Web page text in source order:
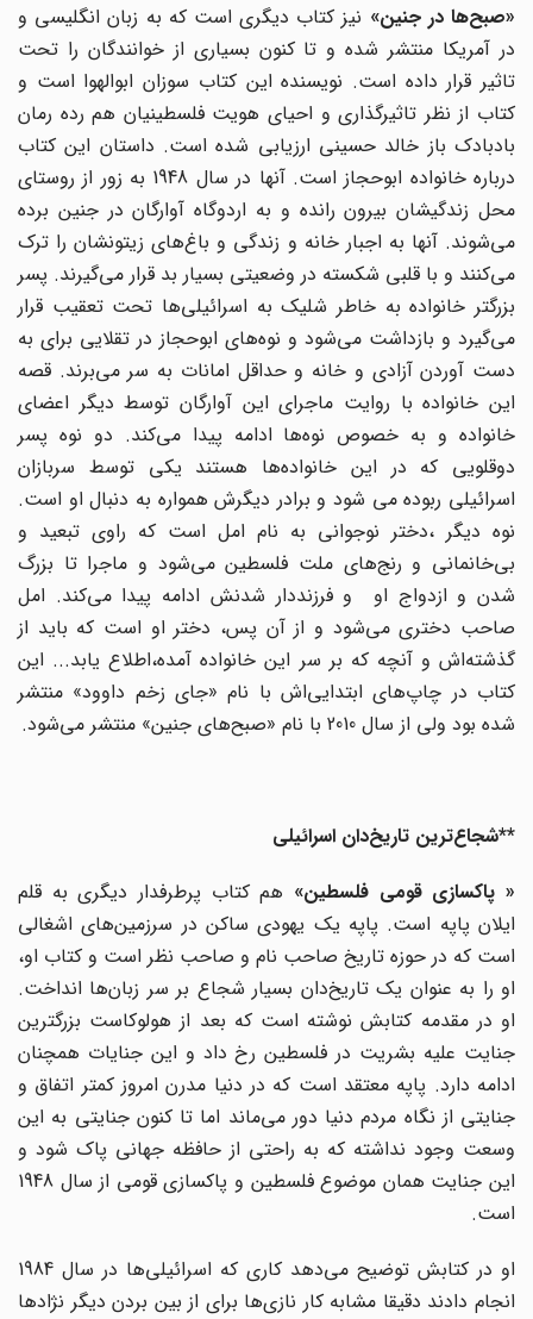
«صبح‌ها در جنین»نیز کتاب دیگری است که به زبان انگلیسی و
در آمریکا منتشر شده و تا کنون بسیاری از خوانندگان را تحت
تاثیر قرار داده است. نویسنده این کتاب سوزان ابوالهوا است و
کتاب از نظر تاثیرگذاری و احیای هویت فلسطینیان هم رده رمان
بادبادک باز خالد حسینی ارزیابی شده است. داستان این کتاب
درباره خانواده ابوحجاز است. آنها در سال 1948 به زور از روستای
محل زندگیشان بیرون رانده و به اردوگاه آوارگان در جنین برده
می‌شوند. آنها به اجبار خانه و زندگی و باغ‌های زیتونشان را ترک
می‌کنند و با قلبی شکسته در وضعیتی بسیار بد قرار می‌گیرند. پسر
بزرگتر خانواده به خاطر شلیک به اسرائیلی‌ها تحت تعقیب قرار
می‌گیرد و بازداشت می‌شود و نوه‌های ابوحجاز در تقلایی برای به
دست آوردن آزادی و خانه و حداقل امانات به سر می‌برند. قصه
این خانواده با روایت ماجرای این آوارگان توسط دیگر اعضای
خانواده و به خصوص نوه‌ها ادامه پیدا می‌کند. دو نوه پسر
دوقلویی که در این خانواده‌ها هستند یکی توسط سربازان
اسرائیلی ربوده می شود و برادر دیگرش همواره به دنبال او است.
نوه دیگر ،دختر نوجوانی به نام امل است که راوی تبعید و
بی‌خانمانی و رنج‌های ملت فلسطین می‌شود و ماجرا تا بزرگ
شدن و ازدواج او و فرزنددار شدنش ادامه پیدا می‌کند. امل
صاحب دختری می‌شود و از آن پس، دختر او است که باید از
گذشته‌اش و آنچه که بر سر این خانواده آمده،‌اطلاع یابد... این
کتاب در چاپ‌های ابتدایی‌اش با نام «جای زخم داوود» منتشر
شده بود ولی از سال 2010 با نام «صبح‌های جنین» منتشر می‌شود.
**شجاع‌ترین تاریخ‌دان اسرائیلی
« پاکسازی قومی فلسطین»هم کتاب پرطرفدار دیگری به قلم
ایلان پاپه است. پاپه یک یهودی ساکن در سرزمین‌های اشغالی
است که در حوزه تاریخ صاحب نام و صاحب نظر است و کتاب او،
او را به عنوان یک تاریخ‌دان بسیار شجاع بر سر زبان‌ها انداخت.
او در مقدمه کتابش نوشته است که بعد از هولوکاست بزرگترین
جنایت علیه بشریت در فلسطین رخ داد و این جنایات همچنان
ادامه دارد. پاپه معتقد است که در دنیا مدرن امروز کمتر اتفاق و
جنایتی از نگاه مردم دنیا دور می‌ماند اما تا کنون جنایتی به این
وسعت وجود نداشته که به راحتی از حافظه جهانی پاک شود و
این جنایت همان موضوع فلسطین و پاکسازی قومی از سال 1948
است.
او در کتابش توضیح می‌دهد کاری که اسرائیلی‌ها در سال 1984
انجام دادند دقیقا مشابه کار نازی‌ها برای از بین بردن دیگر نژادها